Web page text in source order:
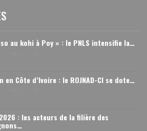
au kohi à Poy » : le PNLS intensifie la…
en Côte d’Ivoire : le ROJNAD-CI se dote…
2026 : les acteurs de la filière des